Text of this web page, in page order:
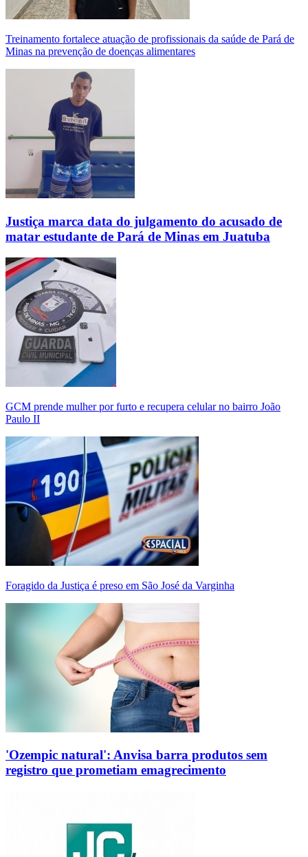
Treinamento fortalece atuação de profissionais da saúde de Pará de
Minas na prevenção de doenças alimentares
Justiça marca data do julgamento do acusado de
matar estudante de Pará de Minas em Juatuba
GCM prende mulher por furto e recupera celular no bairro João
Paulo II
Foragido da Justiça é preso em São José da Varginha
'Ozempic natural': Anvisa barra produtos sem
registro que prometiam emagrecimento